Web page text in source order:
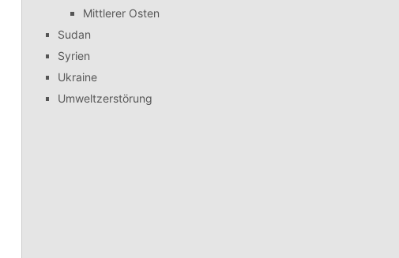
Mittlerer Osten
Sudan
Syrien
Ukraine
Umweltzerstörung